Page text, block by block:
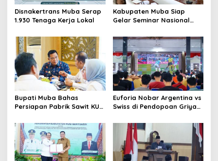
Disnakertrans Muba Serap
1.930 Tenaga Kerja Lokal
Kabupaten Muba Siap
Gelar Seminar Nasional
Bupati Muba Bahas
Persiapan Pabrik Sawit KUD
Euforia Nobar Argentina vs
Swiss di Pendopoan Griya
Warga Sekayu Antusias